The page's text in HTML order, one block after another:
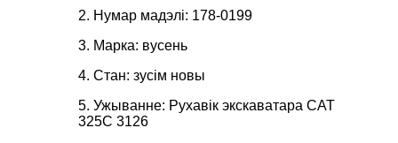
2. Нумар мадэлі: 178-0199
3. Марка: вусень
4. Стан: зусім новы
5. Ужыванне: Рухавік экскаватара CAT
325C 3126